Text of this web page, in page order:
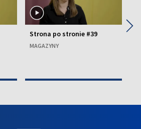
Strona po stronie #39
MAGAZYNY
▶